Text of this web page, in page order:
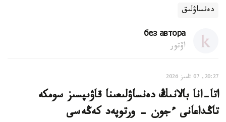
دەنساۋلىق
без автора
اۆتور
20:27, 07 تامىز 2026
اتا-انا بالانىڭ دەنساۋلىعىنا قاۋىپسىز سومكە
تاڭداعانى ءجون - ورتوپەد كەڭەسى